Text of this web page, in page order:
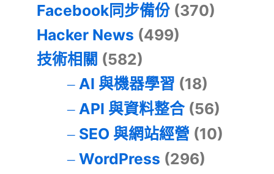
Facebook同步備份 (370)
Hacker News (499)
技術相關 (582)
AI 與機器學習 (18)
API 與資料整合(56)
SEO 與網站經營 (10)
WordPress (296)